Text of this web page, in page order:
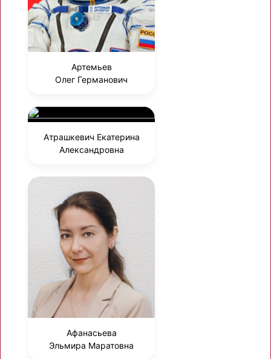
Артемьев
Олег Германович
Атрашкевич Екатерина
Александровна
Афанасьева
Эльмира Маратовна